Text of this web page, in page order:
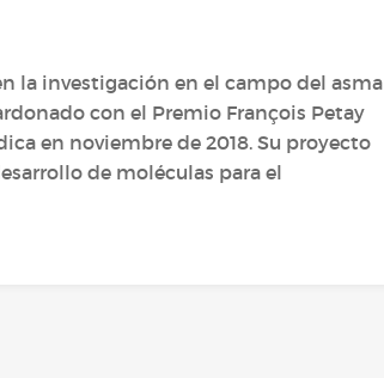
la investigación en el campo del asma
con el Premio François Petay
en noviembre de 2018. Su proyecto
de moléculas para el